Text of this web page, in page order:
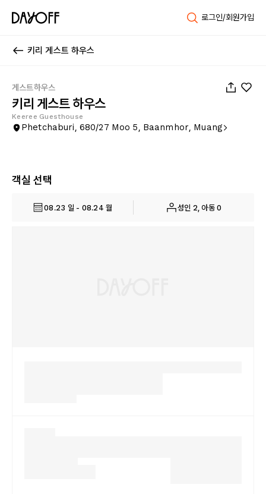
로그인/회원가입
키리 게스트 하우스
게스트하우스
키리 게스트 하우스
Keeree Guesthouse
Phetchaburi, 680/27 Moo 5, Baanmhor, Muang
객실 선택
08.23 일 - 08.24 월 성인 2, 아동 0